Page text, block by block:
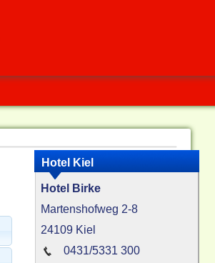
Hotel Kiel
Hotel Birke
Martenshofweg 2-8
24109 Kiel
0431/5331 300